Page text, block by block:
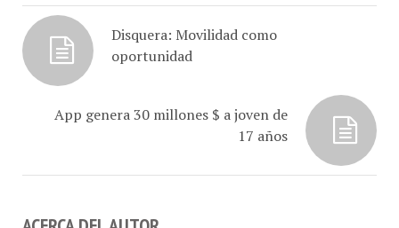
oportunidad
17 años
ACERCA DEL AUTOR